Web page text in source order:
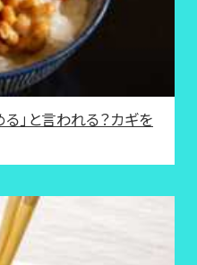
」と言われる？カギを